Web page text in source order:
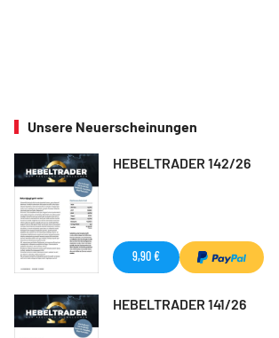
Unsere Neuerscheinungen
HEBELTRADER 142/26
9,90 €
HEBELTRADER 141/26